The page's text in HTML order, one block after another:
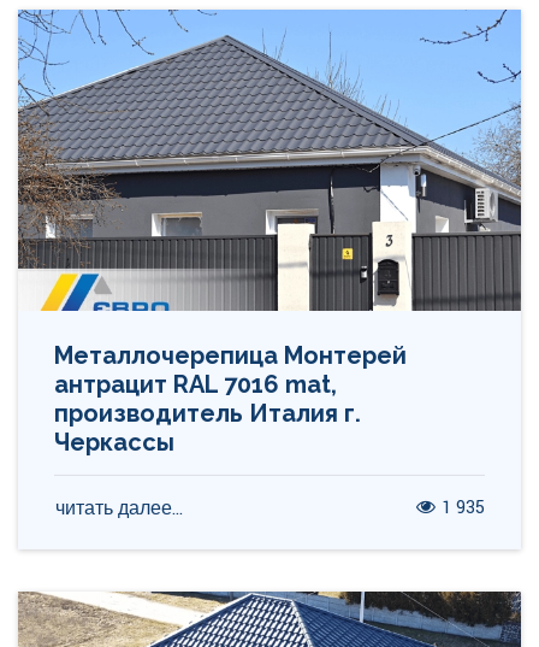
Металлочерепица Монтерей
антрацит RAL 7016 mat,
производитель Италия г.
Черкассы
читать далее... 1 935